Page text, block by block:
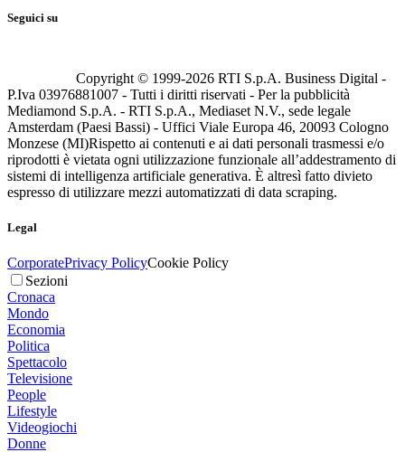
Seguici su
Copyright © 1999-2026 RTI S.p.A. Business Digital -
P.Iva 03976881007 - Tutti i diritti riservati - Per la pubblicità
Mediamond S.p.A. - RTI S.p.A., Mediaset N.V., sede legale
Amsterdam (Paesi Bassi) - Uffici Viale Europa 46, 20093 Cologno
Monzese (MI)Rispetto ai contenuti e ai dati personali trasmessi e/o
riprodotti è vietata ogni utilizzazione funzionale all’addestramento di
sistemi di intelligenza artificiale generativa. È altresì fatto divieto
espresso di utilizzare mezzi automatizzati di data scraping.
Legal
CorporatePrivacy PolicyCookie Policy
Sezioni
Cronaca
Mondo
Economia
Politica
Spettacolo
Televisione
People
Lifestyle
Videogiochi
Donne